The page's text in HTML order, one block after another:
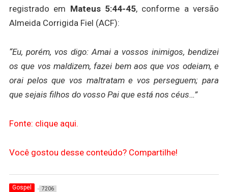
registrado em Mateus 5:44-45, conforme a versão
Almeida Corrigida Fiel (ACF):
“Eu, porém, vos digo: Amai a vossos inimigos, bendizei
os que vos maldizem, fazei bem aos que vos odeiam, e
orai pelos que vos maltratam e vos perseguem; para
que sejais filhos do vosso Pai que está nos céus…”
Fonte: clique aqui.
Você gostou desse conteúdo? Compartilhe!
Gospel 7206